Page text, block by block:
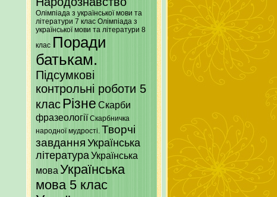
Олімпіада з української мови та
літератури 7 клас Олімпіада з
української мови та літератури 8
клас Поради
батькам.
Підсумкові
контрольні роботи 5
класРізне Скарби
фразеології Скарбничка
народної мудрості. Творчі
завдання Українська
літератураУкраїнська
мова Українська
мова 5 клас